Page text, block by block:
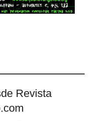
Revista